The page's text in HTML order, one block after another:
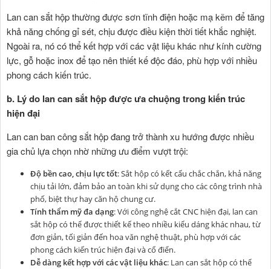
Lan can sắt hộp thường được sơn tĩnh điện hoặc mạ kẽm để tăng
khả năng chống gỉ sét, chịu được điều kiện thời tiết khắc nghiệt.
Ngoài ra, nó có thể kết hợp với các vật liệu khác như kính cường
lực, gỗ hoặc inox để tạo nên thiết kế độc đáo, phù hợp với nhiều
phong cách kiến trúc.
b. Lý do lan can sắt hộp được ưa chuộng trong kiến trúc
hiện đại
Lan can ban công sắt hộp đang trở thành xu hướng được nhiều
gia chủ lựa chọn nhờ những ưu điểm vượt trội:
Độ bền cao, chịu lực tốt: Sắt hộp có kết cấu chắc chắn, khả năng
chịu tải lớn, đảm bảo an toàn khi sử dụng cho các công trình nhà
phố, biệt thự hay căn hộ chung cư.
Tính thẩm mỹ đa dạng: Với công nghệ cắt CNC hiện đại, lan can
sắt hộp có thể được thiết kế theo nhiều kiểu dáng khác nhau, từ
đơn giản, tối giản đến hoa văn nghệ thuật, phù hợp với các
phong cách kiến trúc hiện đại và cổ điển.
Dễ dàng kết hợp với các vật liệu khác: Lan can sắt hộp có thể